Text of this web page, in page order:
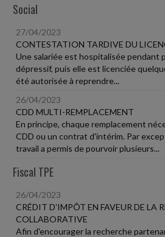
Social
27/04/2023
CONTESTATION TARDIVE DU
Une salariée est hospitalisée pendant
dépressif, puis elle est licenciée
été autorisée à reprendre...
26/04/2023
CDD MULTI-REMPLACEMENT
En principe, chaque remplacement
CDD ou un contrat d'intérim. Par
travail a permis de pourvoir plusieurs...
Fiscal TPE
26/04/2023
CRÉDIT D'IMPÔT EN FAVEUR DE LA
COLLABORATIVE
Afin d'encourager la recherche